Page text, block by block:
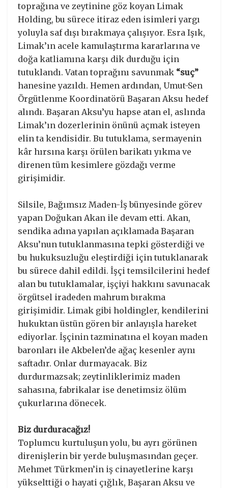
toprağına ve zeytinine göz koyan Limak
Holding, bu sürece itiraz eden isimleri yargı
yoluyla saf dışı bırakmaya çalışıyor. Esra Işık,
Limak’ın acele kamulaştırma kararlarına ve
doğa katliamına karşı dik durduğu için
tutuklandı. Vatan toprağını savunmak “suç”
hanesine yazıldı. Hemen ardından, Umut-Sen
Örgütlenme Koordinatörü Başaran Aksu hedef
alındı. Başaran Aksu’yu hapse atan el, aslında
Limak’ın dozerlerinin önünü açmak isteyen
elin ta kendisidir. Bu tutuklama, sermayenin
kâr hırsına karşı örülen barikatı yıkma ve
direnen tüm kesimlere gözdağı verme
girişimidir.
Silsile, Bağımsız Maden-İş bünyesinde görev
yapan Doğukan Akan ile devam etti. Akan,
sendika adına yapılan açıklamada Başaran
Aksu’nun tutuklanmasına tepki gösterdiği ve
bu hukuksuzluğu eleştirdiği için tutuklanarak
bu sürece dahil edildi. İşçi temsilcilerini hedef
alan bu tutuklamalar, işçiyi hakkını savunacak
örgütsel iradeden mahrum bırakma
girişimidir. Limak gibi holdingler, kendilerini
hukuktan üstün gören bir anlayışla hareket
ediyorlar. İşçinin tazminatına el koyan maden
baronları ile Akbelen’de ağaç kesenler aynı
saftadır. Onlar durmayacak. Biz
durdurmazsak; zeytinliklerimiz maden
sahasına, fabrikalar ise denetimsiz ölüm
çukurlarına dönecek.
Biz durduracağız!
​Toplumcu kurtuluşun yolu, bu ayrı görünen
direnişlerin bir yerde buluşmasından geçer.
Mehmet Türkmen’in iş cinayetlerine karşı
yükselttiği o hayati çığlık, Başaran Aksu ve